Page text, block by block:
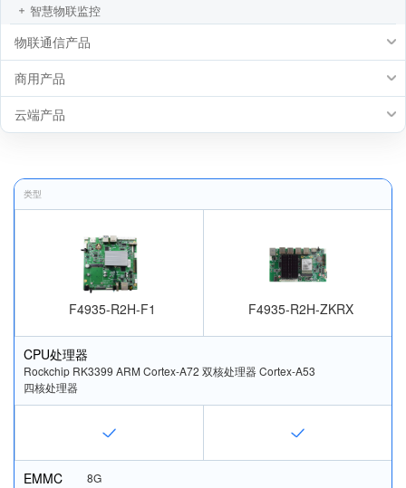
智慧物联监控
物联通信产品
商用产品
云端产品
类型
F4935-R2H-F1 F4935-R2H-ZKRX
CPU处理器
Rockchip RK3399 ARM Cortex-A72 双核处理器 Cortex-A53
四核处理器
EMMC 8G